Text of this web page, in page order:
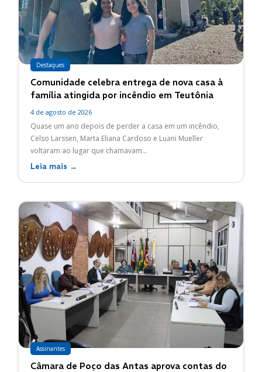
Destaques
Comunidade celebra entrega de nova casa à
família atingida por incêndio em Teutônia
4 de agosto de 2026
Quase um ano depois de perder a casa em um incêndio,
Celso Larssen, Marta Eliana Cardoso e Luani Mueller
voltaram ao lugar que chamavam...
Leia mais →
Assinantes
Câmara de Poço das Antas aprova contas do